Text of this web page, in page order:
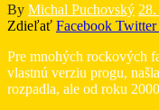
By Michal Puchovský
Zdieľať Facebook Twitter
Pre mnohých rockových
vlastnú verziu progu,
rozpadla, ale od roku